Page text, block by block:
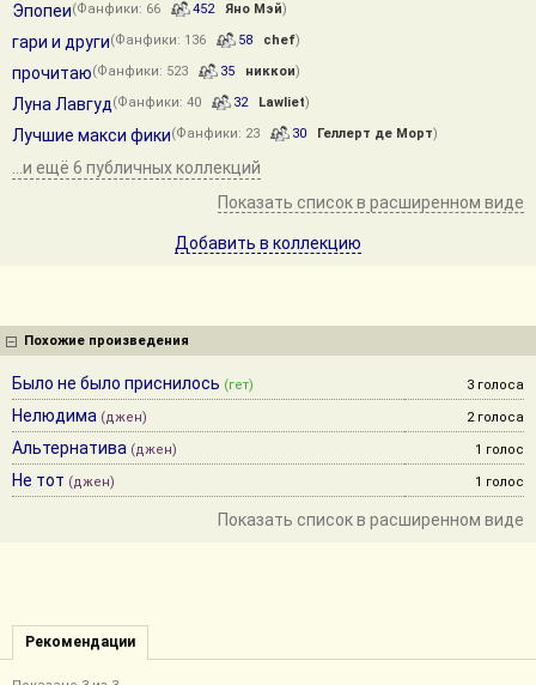
Эпопеи(Фанфики: 66 452 Яно Мэй)
гари и други(Фанфики: 136 58 chef)
прочитаю(Фанфики: 523 35 никкои)
Луна Лавгуд(Фанфики: 40 32 Lawliet)
Лучшие макси фики(Фанфики: 23 30 Геллерт де Морт)
...и ещё 6 публичных коллекций
Показать список в расширенном виде
Добавить в коллекцию
Похожие произведения
Было не было приснилось (гет) 3 голоса
Нелюдима (джен) 2 голоса
Альтернатива (джен) 1 голос
Не тот (джен) 1 голос
Показать список в расширенном виде
Рекомендации